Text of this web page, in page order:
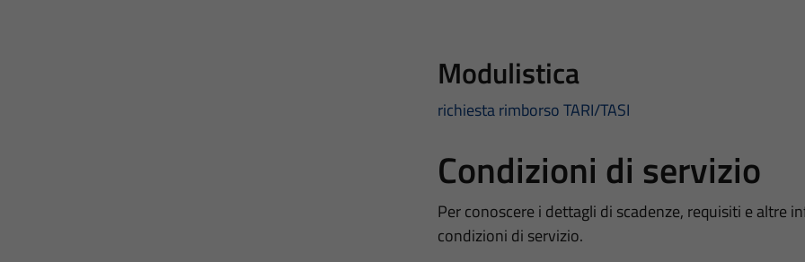
Modulistica
richiesta rimborso TARI/TASI
Condizioni di servizio
Per conoscere i dettagli di scadenze, requisiti e altre
condizioni di servizio.